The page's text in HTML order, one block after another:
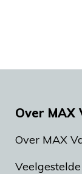
Over MAX
Over MAX